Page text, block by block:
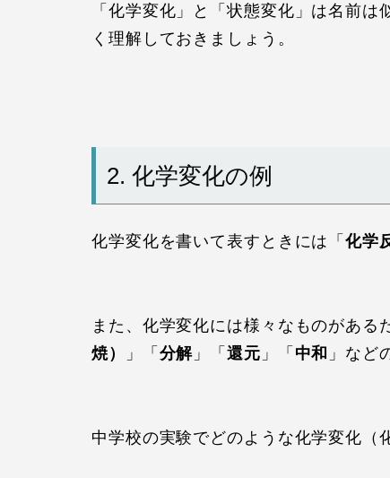
「化学変化」と「状態変化」は名前
く理解しておきましょう。
2. 化学変化の例
化学変化を書いて表すときには「化学
また、化学変化には様々なものがある
焼）
」「 分解 」「還元 」「 中和 」など
中学校の実験でどのような化学変化（